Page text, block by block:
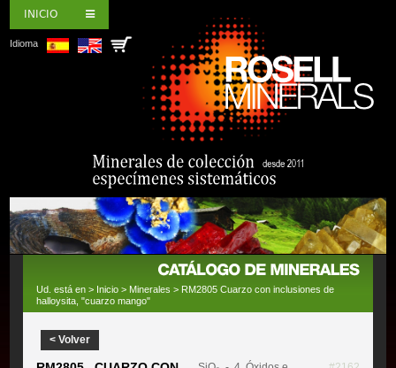
INICIO
Idioma
Ud. está en > Inicio > Minerales > RM2805 Cuarzo con inclusiones de
halloysita, "cuarzo mango"
< Volver